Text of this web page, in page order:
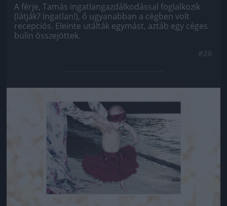
A férje, Tamás ingatlangazdálkodással foglalkozik
(látják? Ingatlan!), ő ugyanabban a cégben volt
recepciós. Eleinte utálták egymást, aztáb egy céges
bulin összejöttek.
Jön még kép!